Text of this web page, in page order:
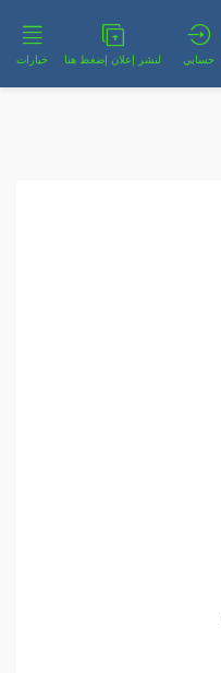
حسابي لنشر إعلان إضغط هنا خيارات